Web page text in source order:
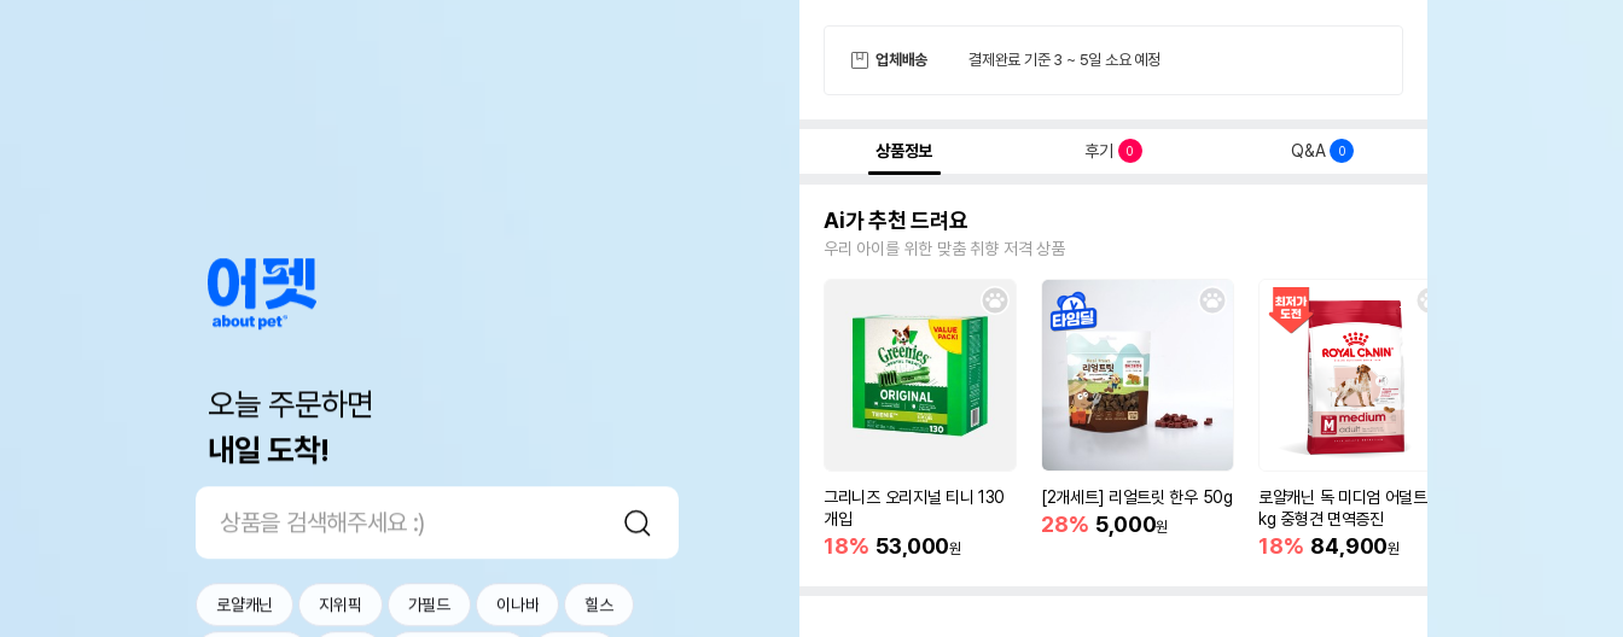
오늘 주문하면
내일 도착!
로얄캐닌 지위픽 가필드 이나바 힐스
업체배송 결제완료 기준 3 ~ 5일 소요 예정
상품정보 후기 0 Q&A 0
Ai가 추천 드려요
우리 아이를 위한 맞춤 취향 저격 상품
그리니즈 오리지널 티니 130
개입
18% 53,000원
[2개세트] 리얼트릿 한우 50g
28% 5,000원
로얄캐닌 독 미디엄 어덜트 10
kg 중형견 면역증진
18% 84,900원